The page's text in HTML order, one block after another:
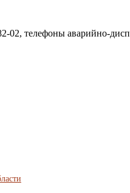
телефоны аварийно-